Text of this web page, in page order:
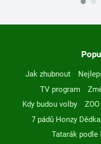
Jak zhubnout
TV program
Kdy budou volby
7 pádů Honzy Dědka
Tatarák podle